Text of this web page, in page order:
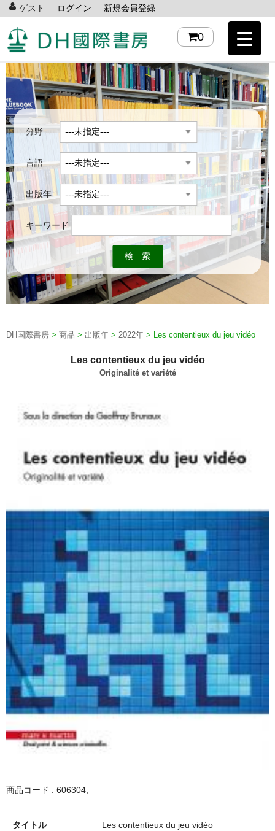
ゲスト ログイン 新規会員登録
0
分野
言語
出版年
キーワード
DH国際書房 > 商品 > 出版年 > 2022年 > Les contentieux du jeu vidéo
Les contentieux du jeu vidéo
Originalité et variété
商品コード : 606304;
タイトル Les contentieux du jeu vidéo